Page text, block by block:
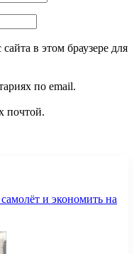
в этом браузере для
по email.
почтой.
и экономить на